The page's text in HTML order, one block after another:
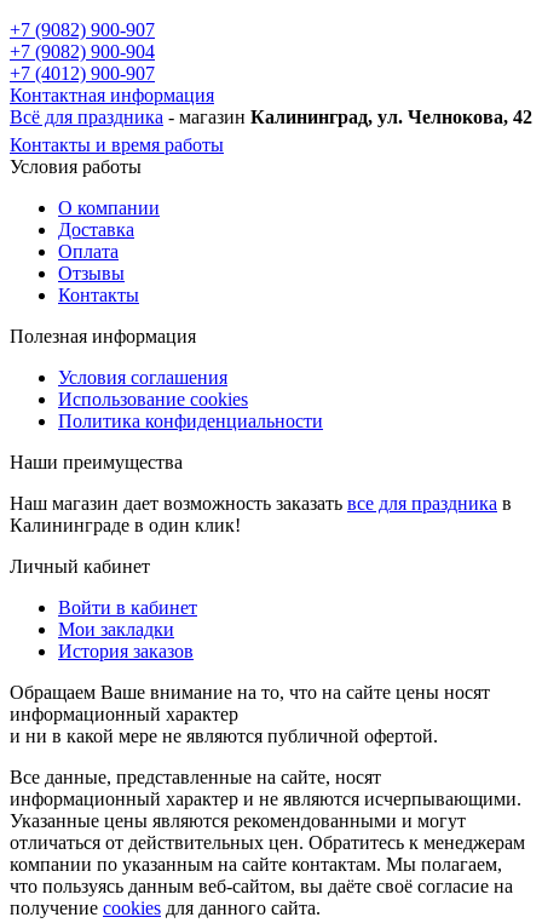
+7 (9082) 900-907
+7 (9082) 900-904
+7 (4012) 900-907
Контактная информация
Всё для праздника - магазин Калининград, ул. Челнокова, 42
Контакты и время работы
Условия работы
О компании
Доставка
Оплата
Отзывы
Контакты
Полезная информация
Условия соглашения
Использование cookies
Политика конфиденциальности
Наши преимущества
Наш магазин дает возможность заказать все для праздника в
Калининграде в один клик!
Личный кабинет
Войти в кабинет
Мои закладки
История заказов
Обращаем Ваше внимание на то, что на сайте цены носят
информационный характер
и ни в какой мере не являются публичной офертой.
Все данные, представленные на сайте, носят
информационный характер и не являются исчерпывающими.
Указанные цены являются рекомендованными и могут
отличаться от действительных цен. Обратитесь к менеджерам
компании по указанным на сайте контактам. Мы полагаем,
что пользуясь данным веб-сайтом, вы даёте своё согласие на
получение cookies для данного сайта.